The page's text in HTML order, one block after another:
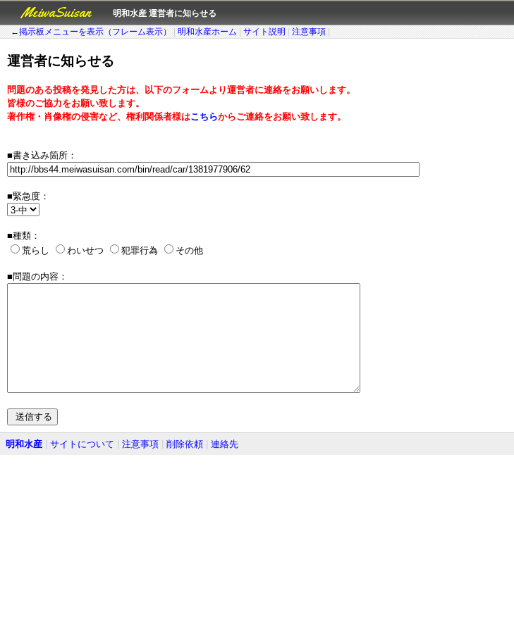
MeiwaSuisan
明和水産 運営者に知らせる
←掲示板メニューを表示（フレーム表示）
明和水産ホーム サイト説明 注意事項
運営者に知らせる
問題のある投稿を発見した方は、以下のフォームより運営者に連絡をお願いします。
皆様のご協力をお願い致します。
著作権・肖像権の侵害など、権利関係者様はこちらからご連絡をお願い致します。
■書き込み箇所：
■緊急度：
■種類：
荒らし
わいせつ 犯罪行為 その他
■問題の内容：
明和水産 サイトについて 注意事項 削除依頼 連絡先